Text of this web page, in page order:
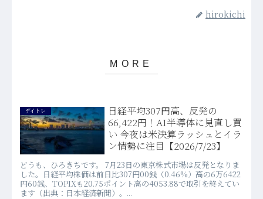
hirokichi
デイトレ
日経平均307円高、反発の
66,422円！AI半導体に見直し買
い 今夜は米決算ラッシュとイラ
ン情勢に注目【2026/7/23】
どうも、ひろきちです。 7月23日の東京株式市場は反発となりま
した。日経平均株価は前日比307円00銭（0.46%）高の6万6422
円60銭、TOPIXも20.75ポイント高の4053.88で取引を終えてい
ます（出典：日本経済新聞）。...